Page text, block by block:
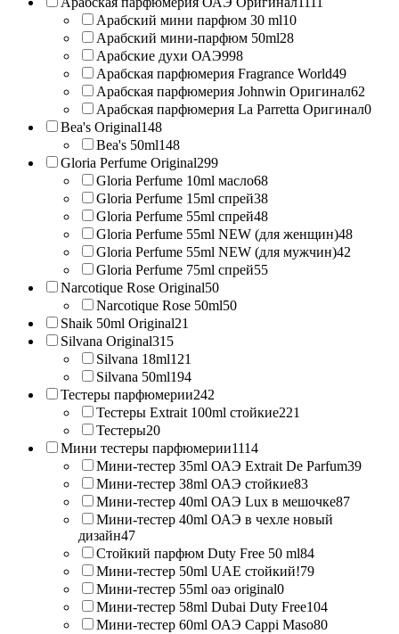
Арабский мини парфюм 30 ml10
Арабский мини-парфюм 50ml28
Арабские духи ОАЭ998
Арабская парфюмерия Fragrance World49
Арабская парфюмерия Johnwin Оригинал62
Арабская парфюмерия La Parretta Оригинал0
Bea's Original148
Bea's 50ml148
Gloria Perfume Original299
Gloria Perfume 10ml масло68
Gloria Perfume 15ml спрей38
Gloria Perfume 55ml спрей48
Gloria Perfume 55ml NEW (для женщин)48
Gloria Perfume 55ml NEW (для мужчин)42
Gloria Perfume 75ml спрей55
Narcotique Rose Original50
Narcotique Rose 50ml50
Shaik 50ml Original21
Silvana Original315
Silvana 18ml121
Silvana 50ml194
Тестеры парфюмерии242
Тестеры Extrait 100ml стойкие221
Тестеры20
Мини тестеры парфюмерии1114
Мини-тестер 35ml ОАЭ Extrait De Parfum39
Мини-тестер 38ml ОАЭ стойкие83
Мини-тестер 40ml ОАЭ Lux в мешочке87
Мини-тестер 40ml ОАЭ в чехле новый
дизайн47
Стойкий парфюм Duty Free 50 ml84
Мини-тестер 50ml UAE стойкий!79
Мини-тестер 55ml оаэ original0
Мини-тестер 58ml Dubai Duty Free104
Мини-тестер 60ml ОАЭ Cappi Maso80